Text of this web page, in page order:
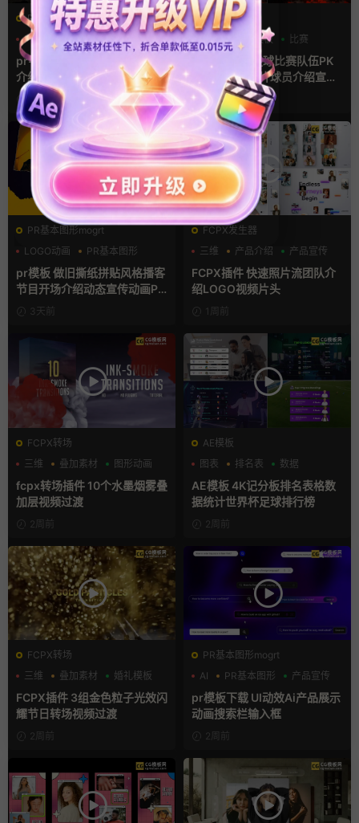
PR基本图形mogrt
PR基本图形
PR字幕模板
人物介绍
pr字幕模板 9组胶带贴纸人物
介绍角标动画PR模版
3小时前
AE模板
分数
字幕模板 比赛
ae体育模板 足球比赛队伍PK
比分牌对决卡片球员介绍宣传
视频AE模板
3小时前
PR基本图形mogrt
LOGO动画
PR基本图形
复古风
pr模板 做旧撕纸拼贴风格播客
节目开场介绍动态宣传动画PR
模版3天前
FCPX发生器
三维
产品介绍 产品宣传
FCPX插件 快速照片流团队介
绍LOGO视频片头
1周前
FCPX转场
三维
叠加素材 图形动画
fcpx转场插件 10个水墨烟雾叠
加层视频过渡
2周前
AE模板
图表
排名表 数据
AE模板 4K记分板排名表格数
据统计世界杯足球排行榜
2周前
FCPX转场
三维
叠加素材 婚礼模板
FCPX插件 3组金色粒子光效闪
耀节日转场视频过渡
2周前
PR基本图形mogrt
AI
PR基本图形 产品宣传
pr模板下载 UI动效Ai产品展示
动画搜索栏输入框
2周前